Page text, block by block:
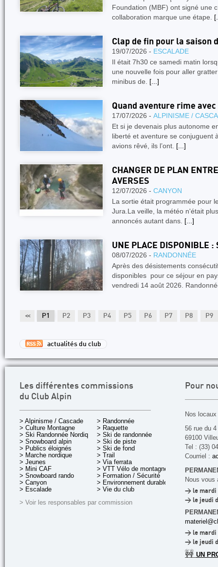
Foundation (MBF) ont signé une
collaboration marque une étape.
Clap de fin pour la saison
19/07/2026 - ESCALADE
Il était 7h30 ce samedi matin
une nouvelle fois pour aller
minibus de. [...]
Quand aventure rime
17/07/2026 - ALPINISME /
Et si je devenais plus autonome
liberté et aventure se conjuguent
avions rêvé, ils l’ont. [...]
CHANGER DE PLAN
AVERSES
12/07/2026 - CANYON
La sortie était programmée pour
Jura.La veille, la météo n'était
annoncés autant dans. [...]
UNE PLACE DISPONIBLE :
08/07/2026 - RANDONNÉE
Après des désistements
disponibles pour ce séjour en
vendredi 14 août 2026.
<< P1 P2 P3 P4 P5 P6 P7 P8 P9
actualités du club
Les différentes commissions
du Club Alpin
> Alpinisme / Cascade
> Culture Montagne
> Ski Randonnée Nordique
> Snowboard alpin
> Publics éloignés
> Marche nordique
> Jeunes
> Mini CAF
> Snowboard rando
> Canyon
> Escalade
> Randonnée
> Raquette
> Ski de randonnée
> Ski de piste
> Ski de fond
> Trail
> Via ferrata
> VTT Vélo de montagne
> Formation / Sécurité
> Environnement durable
> Vie du club
> Voir les responsables par commission
Pour
Nos
56 rue du
69100
Tel : (33)
Courriel :
Nous vous
> le mardi
> le jeudi
> le mardi
> le jeudi
🚧 UN